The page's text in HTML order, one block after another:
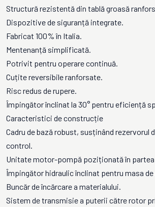
Structură rezistentă din tablă groasă
Dispozitive de siguranță integrate.
Fabricat 100% în Italia.
Mentenanță simplificată.
Potrivit pentru operare continuă.
Cuțite reversibile ranforsate.
Risc redus de rupere.
Împingător înclinat la 30° pentru eficiență
Caracteristici de construcție
Cadru de bază robust, susținând rezervorul
control.
Unitate motor-pompă poziționată în
Împingător hidraulic înclinat pentru masa
Buncăr de încărcare a materialului.
Sistem de transmisie a puterii către rotor